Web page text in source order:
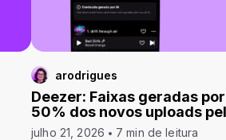
arodrigues
Deezer: Faixas geradas
50% dos novos uploads
julho 21, 2026 7 min de leitura